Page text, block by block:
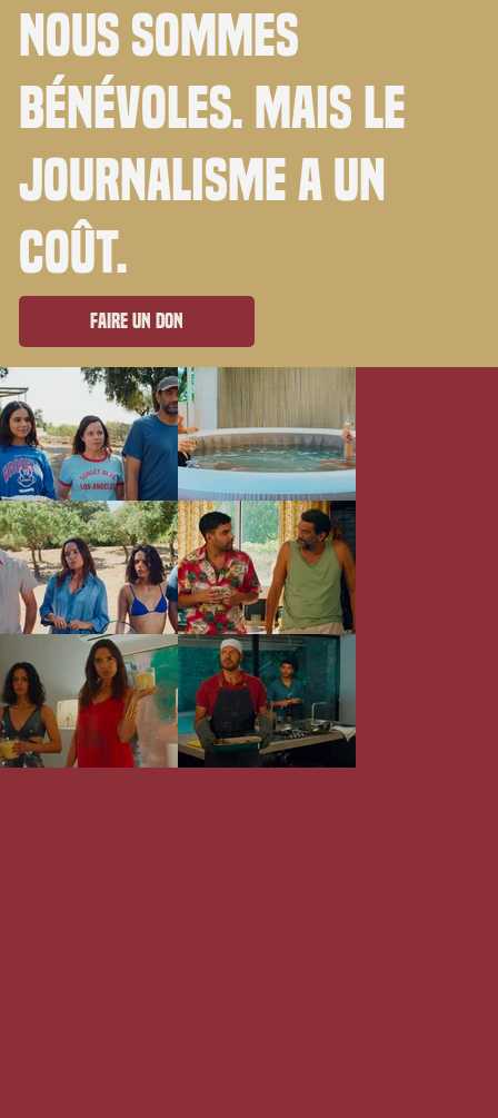
Nous sommes
bénévoles. Mais le
journalisme a un
coût.
Faire un don